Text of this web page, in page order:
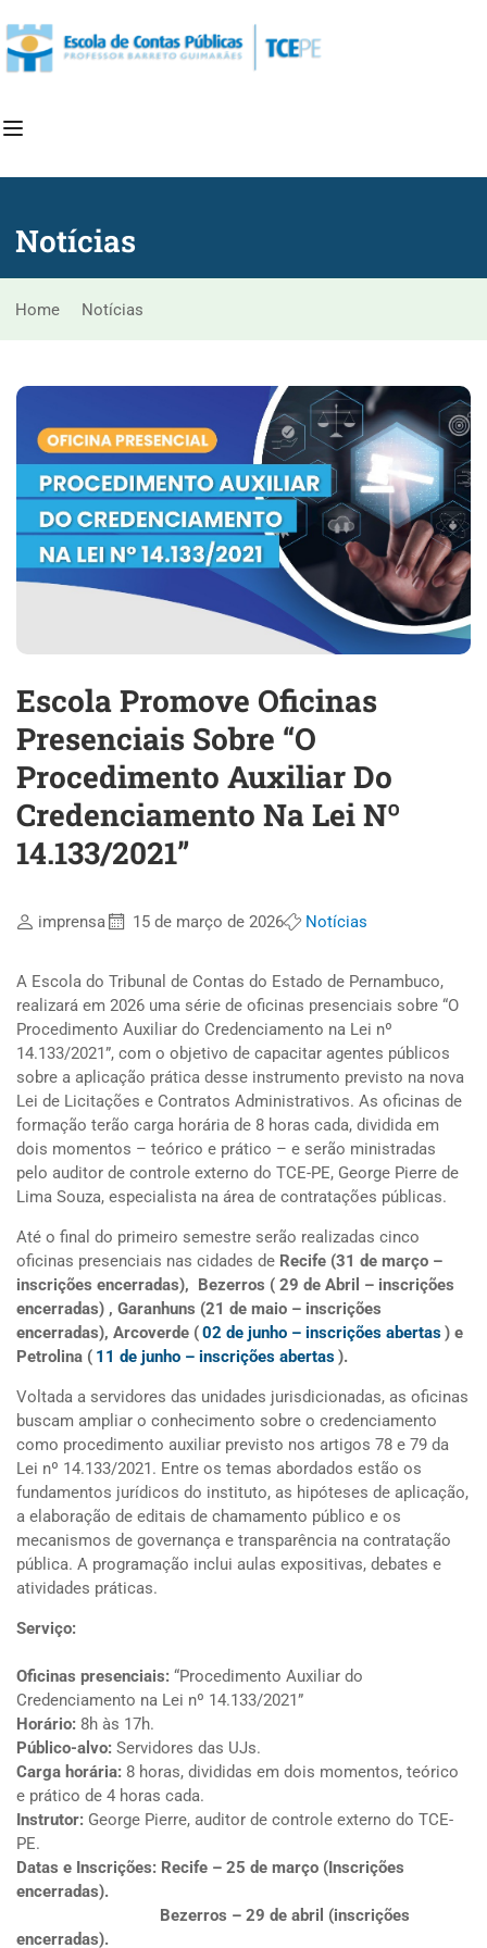
Notícias
Home Notícias
Escola Promove Oficinas
Presenciais Sobre “O
Procedimento Auxiliar Do
Credenciamento Na Lei Nº
14.133/2021”
imprensa 15 de março de 2026 Notícias
A Escola do Tribunal de Contas do Estado de Pernambuco,
realizará em 2026 uma série de oficinas presenciais sobre “O
Procedimento Auxiliar do Credenciamento na Lei nº
14.133/2021”, com o objetivo de capacitar agentes públicos
sobre a aplicação prática desse instrumento previsto na nova
Lei de Licitações e Contratos Administrativos. As oficinas de
formação terão carga horária de 8 horas cada, dividida em
dois momentos – teórico e prático – e serão ministradas
pelo auditor de controle externo do TCE-PE, George Pierre de
Lima Souza, especialista na área de contratações públicas.
Até o final do primeiro semestre serão realizadas cinco
oficinas presenciais nas cidades de Recife (31 de março –
inscrições encerradas), Bezerros ( 29 de Abril – inscrições
encerradas) , Garanhuns (21 de maio – inscrições
encerradas), Arcoverde (02 de junho – inscrições abertas) e
Petrolina ( 11 de junho – inscrições abertas).
Voltada a servidores das unidades jurisdicionadas, as oficinas
buscam ampliar o conhecimento sobre o credenciamento
como procedimento auxiliar previsto nos artigos 78 e 79 da
Lei nº 14.133/2021. Entre os temas abordados estão os
fundamentos jurídicos do instituto, as hipóteses de aplicação,
a elaboração de editais de chamamento público e os
mecanismos de governança e transparência na contratação
pública. A programação inclui aulas expositivas, debates e
atividades práticas.
Serviço:
Oficinas presenciais: “Procedimento Auxiliar do
Credenciamento na Lei nº 14.133/2021”
Horário: 8h às 17h.
Público-alvo: Servidores das UJs.
Carga horária: 8 horas, divididas em dois momentos, teórico
e prático de 4 horas cada.
Instrutor: George Pierre, auditor de controle externo do TCE-
PE.
Datas e Inscrições: Recife – 25 de março (Inscrições
encerradas).
Bezerros – 29 de abril (inscrições
encerradas).